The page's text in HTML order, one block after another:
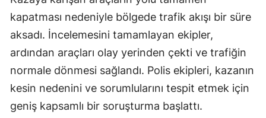
kapatması nedeniyle bölgede trafik akışı bir süre
aksadı. İncelemesini tamamlayan ekipler,
ardından araçları olay yerinden çekti ve trafiğin
normale dönmesi sağlandı. Polis ekipleri, kazanın
kesin nedenini ve sorumlularını tespit etmek için
geniş kapsamlı bir soruşturma başlattı.